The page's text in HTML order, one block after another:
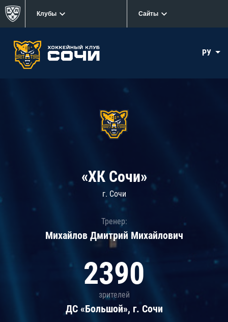
Клубы Сайты
РУ
«ХК Сочи»
г. Сочи
Тренер:
Михайлов Дмитрий Михайлович
2390
зрителей
ДС «Большой», г. Сочи